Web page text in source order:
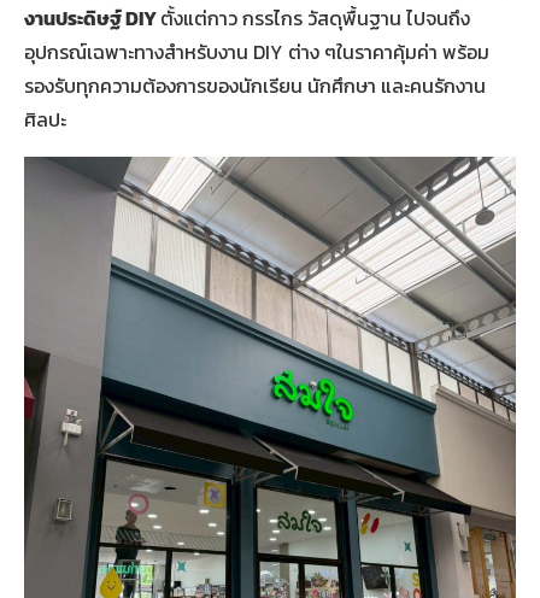
งานประดิษฐ์DIYตั้งแต่กาว กรรไกร วัสดุพื้นฐาน ไปจนถึง
อุปกรณ์เฉพาะทางสำหรับงาน DIY ต่าง ๆในราคาคุ้มค่า พร้อม
รองรับทุกความต้องการของนักเรียน นักศึกษา และคนรักงาน
ศิลปะ